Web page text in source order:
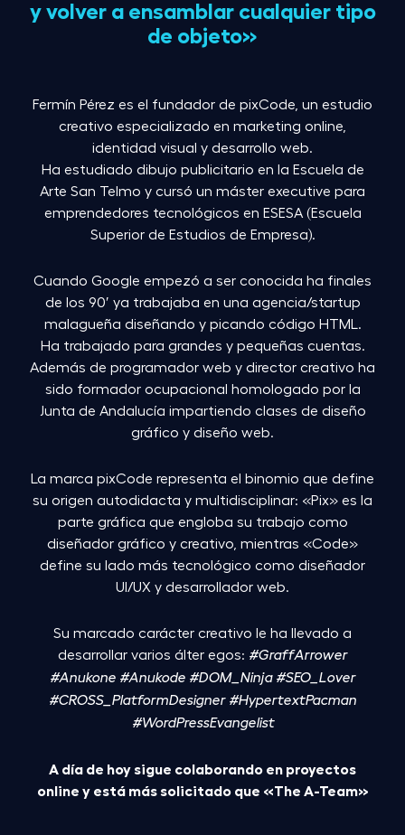
y volver a ensamblar cualquier tipo
de objeto»
Fermín Pérez es el fundador de pixCode, un estudio
creativo especializado en marketing online,
identidad visual y desarrollo web.
Ha estudiado dibujo publicitario en la Escuela de
Arte San Telmo y cursó un máster executive para
emprendedores tecnológicos en ESESA (Escuela
Superior de Estudios de Empresa).
Cuando Google empezó a ser conocida ha finales
de los 90′ ya trabajaba en una agencia/startup
malagueña diseñando y picando código HTML.
Ha trabajado para grandes y pequeñas cuentas.
Además de programador web y director creativo ha
sido formador ocupacional homologado por la
Junta de Andalucía impartiendo clases de diseño
gráfico y diseño web.
La marca pixCode representa el binomio que define
su origen autodidacta y multidisciplinar: «Pix» es la
parte gráfica que engloba su trabajo como
diseñador gráfico y creativo, mientras «Code»
define su lado más tecnológico como diseñador
UI/UX y desarrollador web.
Su marcado carácter creativo le ha llevado a
desarrollar varios álter egos: #GraffArrower
#Anukone #Anukode #DOM_Ninja #SEO_Lover
#CROSS_PlatformDesigner #HypertextPacman
#WordPressEvangelist
A día de hoy sigue colaborando en proyectos
online y está más solicitado que «The A-Team»